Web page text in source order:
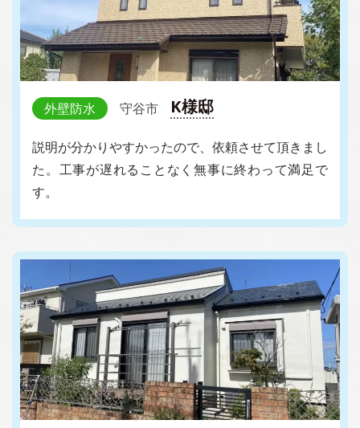
外壁防水 守谷市 K様邸
説明が分かりやすかったので、依頼させて頂きまし
た。工事が遅れることなく無事に終わって満足で
す。